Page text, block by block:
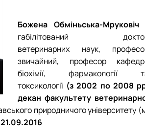
Божена Обміньська-Мруковіч
габілітований
ветеринарних наук,
звичайний, професор
біохімії, фармакології
токсикології (з 2002 по 2008
декан факультету
природничого університету
21.09.2016